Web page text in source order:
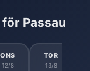
Passau
ONS
12/8
TOR
13/8